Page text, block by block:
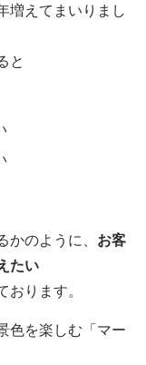
増えてまいりまし
と
かのように、 お客
たい
おります。
色を楽しむ「マー